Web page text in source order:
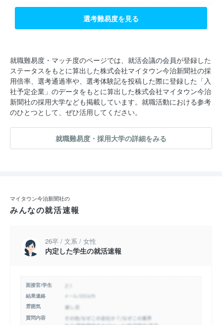
選考難易度を見る
就職難易度・マッチ度のページでは、就活会議の会員が登録した
ステータスをもとに算出した株式会社マイタウン今治新聞社の採
用倍率、選考通過率や、選考体験記を投稿した際に登録した「入
社予定企業」のデータをもとに算出した株式会社マイタウン今治
新聞社の採用大学なども掲載しています。就職活動における参考
のひとつとして、ぜひ活用してください。
就職難易度・採用大学の詳細をみる
マイタウン今治新聞社の
みんなの就活速報
26卒 / 文系 / 女性
内定した学生の就活速報
面接官/学生
結果連絡
雰囲気
質問内容